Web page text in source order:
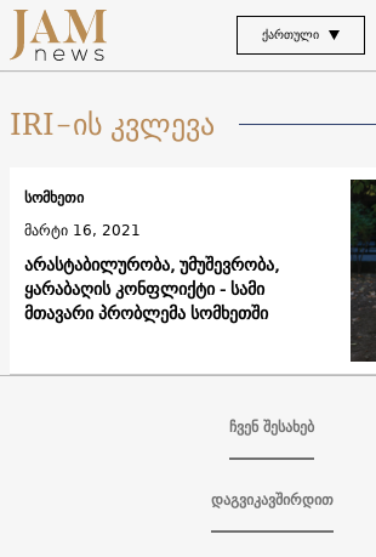
ᲥᲐᲠᲗᲣᲚᲘ
IRI-ის კვლევა
არასტაბილურობა, უმუშევრობა,
ყარაბაღის კონფლიქტი - სამი
მთავარი პრობლემა სომხეთში
სომხეთი
მარტი 16, 2021
ჩვენ შესახებ
დაგვიკავშირდით